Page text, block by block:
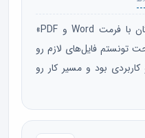
مطلب «دانلود اقدام پژوهی رایگان با فرمت Word و PDF»
تونستم فایل‌های لازم رو
بود و مسیر کار رو